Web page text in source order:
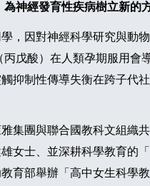
神經發育性疾病樹立新的
，因對神經科學研究與動
戊酸）在人類孕期服用會
抑制性傳導失衡在跨子代
集團與聯合國教科文組織
女士、並深耕科學教育的
育部舉辦「高中女生科學